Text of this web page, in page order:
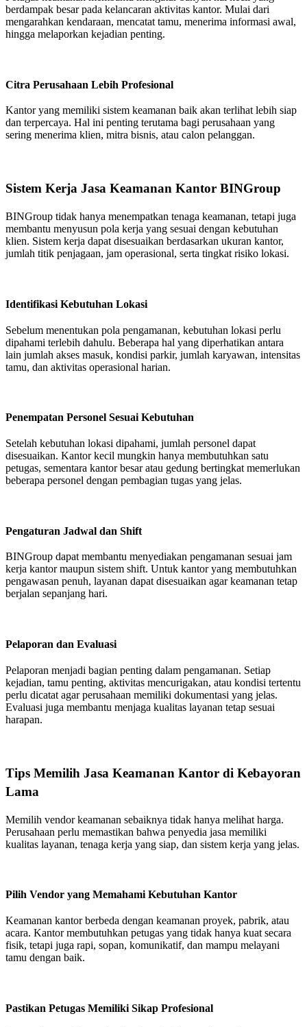
berdampak besar pada kelancaran aktivitas kantor. Mulai dari
mengarahkan kendaraan, mencatat tamu, menerima informasi awal,
hingga melaporkan kejadian penting.
Citra Perusahaan Lebih Profesional
Kantor yang memiliki sistem keamanan baik akan terlihat lebih siap
dan terpercaya. Hal ini penting terutama bagi perusahaan yang
sering menerima klien, mitra bisnis, atau calon pelanggan.
Sistem Kerja Jasa Keamanan Kantor BINGroup
BINGroup tidak hanya menempatkan tenaga keamanan, tetapi juga
membantu menyusun pola kerja yang sesuai dengan kebutuhan
klien. Sistem kerja dapat disesuaikan berdasarkan ukuran kantor,
jumlah titik penjagaan, jam operasional, serta tingkat risiko lokasi.
Identifikasi Kebutuhan Lokasi
Sebelum menentukan pola pengamanan, kebutuhan lokasi perlu
dipahami terlebih dahulu. Beberapa hal yang diperhatikan antara
lain jumlah akses masuk, kondisi parkir, jumlah karyawan, intensitas
tamu, dan aktivitas operasional harian.
Penempatan Personel Sesuai Kebutuhan
Setelah kebutuhan lokasi dipahami, jumlah personel dapat
disesuaikan. Kantor kecil mungkin hanya membutuhkan satu
petugas, sementara kantor besar atau gedung bertingkat memerlukan
beberapa personel dengan pembagian tugas yang jelas.
Pengaturan Jadwal dan Shift
BINGroup dapat membantu menyediakan pengamanan sesuai jam
kerja kantor maupun sistem shift. Untuk kantor yang membutuhkan
pengawasan penuh, layanan dapat disesuaikan agar keamanan tetap
berjalan sepanjang hari.
Pelaporan dan Evaluasi
Pelaporan menjadi bagian penting dalam pengamanan. Setiap
kejadian, tamu penting, aktivitas mencurigakan, atau kondisi tertentu
perlu dicatat agar perusahaan memiliki dokumentasi yang jelas.
Evaluasi juga membantu menjaga kualitas layanan tetap sesuai
harapan.
Tips Memilih Jasa Keamanan Kantor di Kebayoran
Lama
Memilih vendor keamanan sebaiknya tidak hanya melihat harga.
Perusahaan perlu memastikan bahwa penyedia jasa memiliki
kualitas layanan, tenaga kerja yang siap, dan sistem kerja yang jelas.
Pilih Vendor yang Memahami Kebutuhan Kantor
Keamanan kantor berbeda dengan keamanan proyek, pabrik, atau
acara. Kantor membutuhkan petugas yang tidak hanya kuat secara
fisik, tetapi juga rapi, sopan, komunikatif, dan mampu melayani
tamu dengan baik.
Pastikan Petugas Memiliki Sikap Profesional